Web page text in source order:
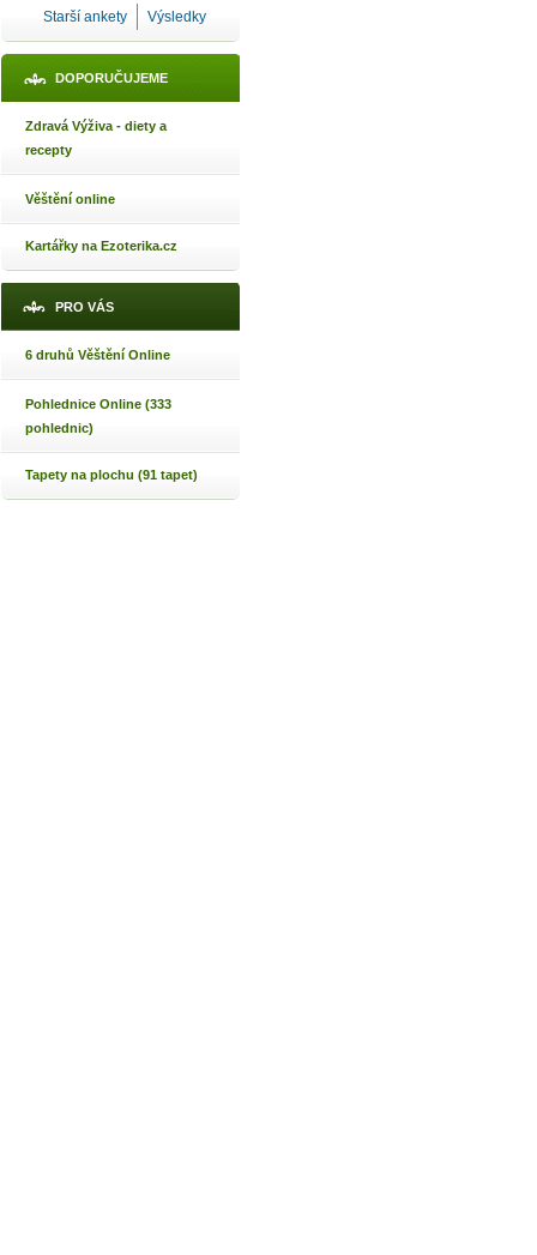
Starší ankety Výsledky
DOPORUČUJEME
Zdravá Výživa - diety a
recepty
Věštění online
Kartářky na Ezoterika.cz
PRO VÁS
6 druhů Věštění Online
Pohlednice Online (333
pohlednic)
Tapety na plochu (91 tapet)